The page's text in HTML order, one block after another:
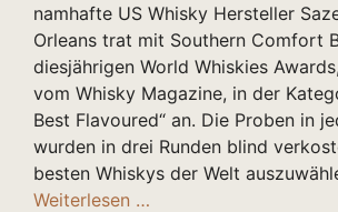
namhafte US Whisky Hersteller
Orleans trat mit Southern Comfort
diesjährigen World Whiskies
vom Whisky Magazine, in der
Best Flavoured“ an. Die Proben in
wurden in drei Runden blind
besten Whiskys der Welt
Weiterlesen …